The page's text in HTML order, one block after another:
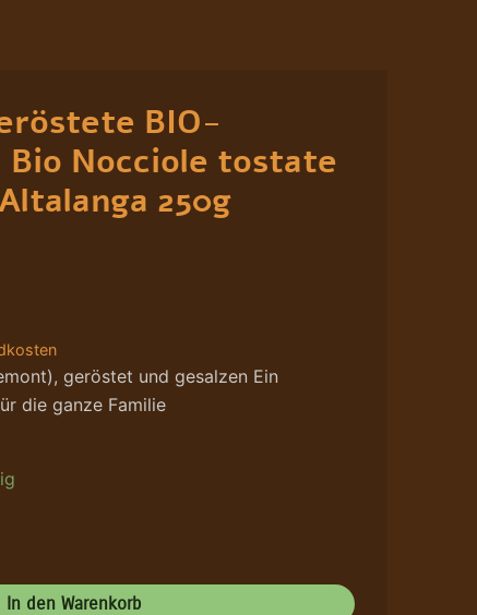
BIO-
Bio Nocciole tostate
250g
geröstet und gesalzen Ein
die ganze Familie
In den Warenkorb